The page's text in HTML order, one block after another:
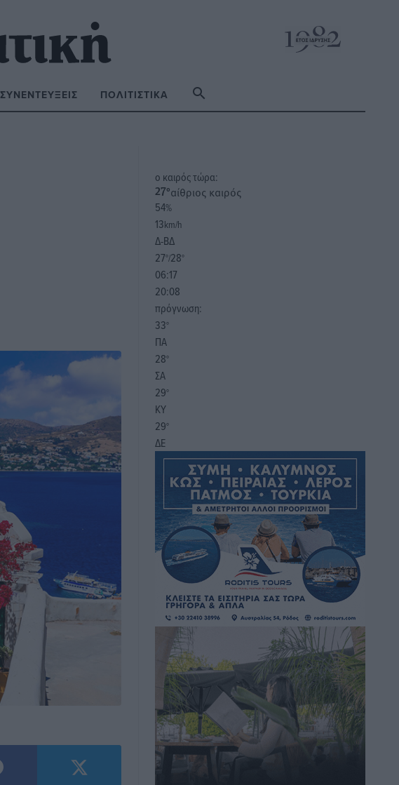
ΣΥΝΕΝΤΕΎΞΕΙΣ ΠΟΛΙΤΙΣΤΙΚΆ
o καιρός τώρα:
27°αίθριος καιρός
54%
13km/h
Δ-ΒΔ
27°/28°
06:17
20:08
πρόγνωση:
33°
ΠΑ
28°
ΣΑ
29°
ΚΥ
29°
ΔΕ